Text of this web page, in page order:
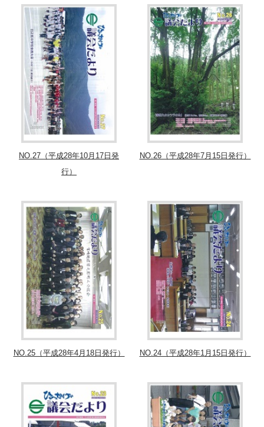
NO.27（平成28年10月17日発
行）
NO.26（平成28年7月15日発行）
NO.25（平成28年4月18日発行） NO.24（平成28年1月15日発行）